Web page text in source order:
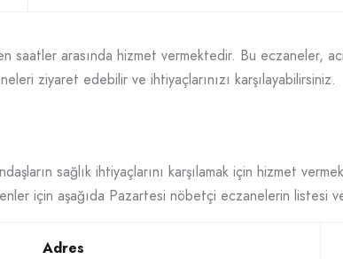
arasında hizmet vermektedir. Bu eczaneler,
ziyaret edebilir ve ihtiyaçlarınızı karşılayabilirsiniz.
sağlık ihtiyaçlarını karşılamak için hizmet
için aşağıda Pazartesi nöbetçi eczanelerin listesi
Adres